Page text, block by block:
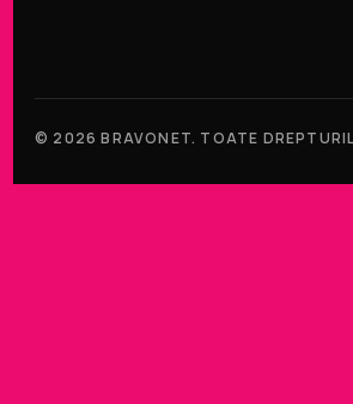
© 2026 BRAVONET. TOATE